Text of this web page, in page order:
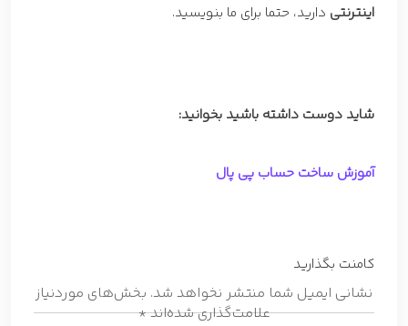
اینترنتی دارید، حتما برای ما بنویسید.
شاید دوست داشته باشید بخوانید:
آموزش ساخت حساب پی پال
کامنت بگذارید
نشانی ایمیل شما منتشر نخواهد شد. بخش‌های موردنیاز
علامت‌گذاری شده‌اند*